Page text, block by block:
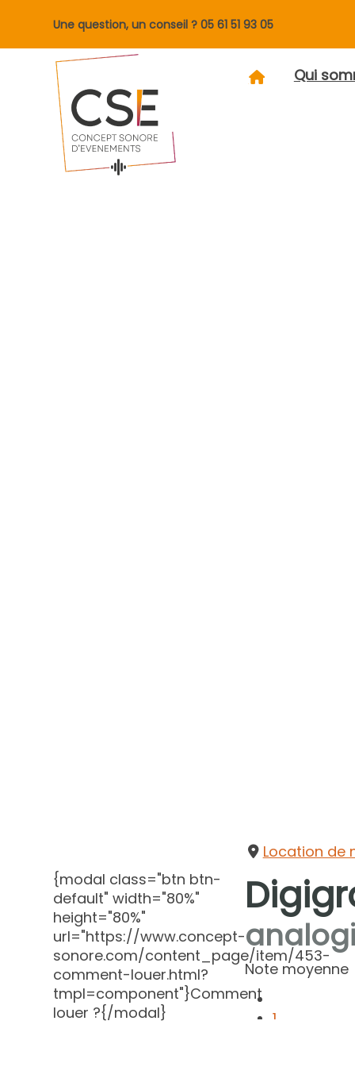
Une question, un conseil ?05 61 51 93 05
Qui
{modal class="btn btn-
default" width="80%"
height="80%"
url="https://www.concept-
sonore.com/content_page/item/453-
comment-louer.html?
tmpl=component"}Comment
louer ?{/modal}
Location de
Note moyenne
1